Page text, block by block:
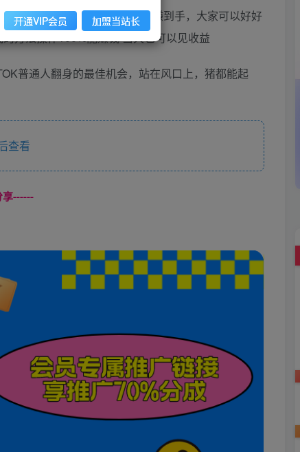
钟，轻轻松松的就能让你把钱赚到手，大家可以好好
方法操作100%能赚钱 当天也可以见收益
普通人翻身的最佳机会，站在风口上，猪都能起
查看
------
开通VIP会员 加盟当站长